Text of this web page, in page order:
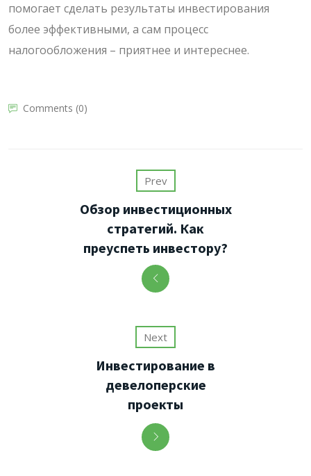
помогает сделать результаты инвестирования
более эффективными, а сам процесс
налогообложения – приятнее и интереснее.
Comments (0)
Prev
Обзор инвестиционных
стратегий. Как
преуспеть инвестору?
Next
Инвестирование в
девелоперские
проекты